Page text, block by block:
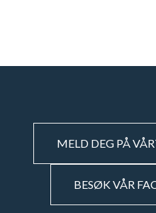
MELD DEG PÅ
BESØK VÅR